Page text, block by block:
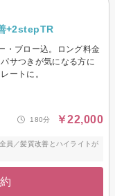
+2stepTR
・ブロー込。ロング料金
サつきが気になる方に
ートに。
180分 ￥22,000
員／髪質改善とハイライトが